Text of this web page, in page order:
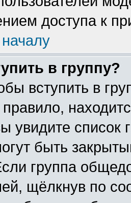
доступа к
в группу?
вступить в
правило,
увидите список
быть
группа
щёлкнув по